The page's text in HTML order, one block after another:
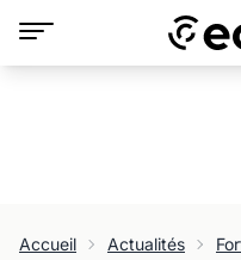
Accueil Actualités